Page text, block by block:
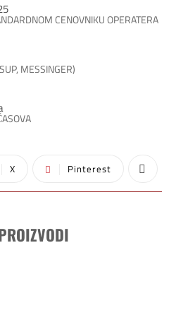
CENOVNIKU OPERATERA
MESSINGER)
X Pinterest